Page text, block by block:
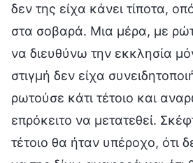
δεν της είχα κάνει τίποτα,
στα σοβαρά. Μια μέρα, με
να διευθύνω την εκκλησία
στιγμή δεν είχα
ρωτούσε κάτι τέτοιο και
επρόκειτο να μετατεθεί.
τέτοιο θα ήταν υπέροχο, ότι